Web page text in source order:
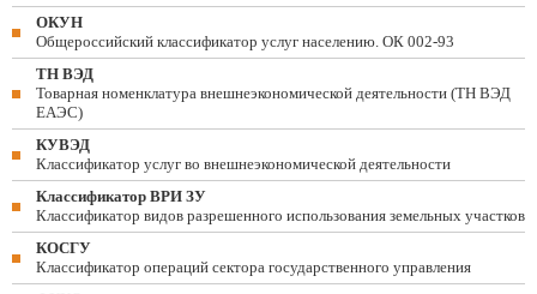
ОКУН
Общероссийский классификатор услуг населению. ОК 002-93
ТН ВЭД
Товарная номенклатура внешнеэкономической деятельности (ТН ВЭД
ЕАЭС)
КУВЭД
Классификатор услуг во внешнеэкономической деятельности
Классификатор ВРИ ЗУ
Классификатор видов разрешенного использования земельных участков
КОСГУ
Классификатор операций сектора государственного управления